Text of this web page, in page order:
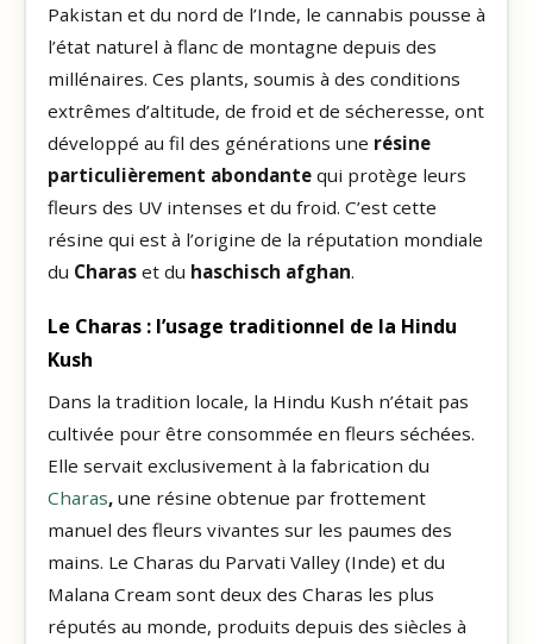
Pakistan et du nord de l’Inde, le cannabis pousse à
l’état naturel à flanc de montagne depuis des
millénaires. Ces plants, soumis à des conditions
extrêmes d’altitude, de froid et de sécheresse, ont
développé au fil des générations une résine
particulièrement abondantequi protège leurs
fleurs des UV intenses et du froid. C’est cette
résine qui est à l’origine de la réputation mondiale
du Charaset du haschisch afghan.
Le Charas : l’usage traditionnel de la Hindu
Kush
Dans la tradition locale, la Hindu Kush n’était pas
cultivée pour être consommée en fleurs séchées.
Elle servait exclusivement à la fabrication du
Charas,une résine obtenue par frottement
manuel des fleurs vivantes sur les paumes des
mains. Le Charas du Parvati Valley (Inde) et du
Malana Cream sont deux des Charas les plus
réputés au monde, produits depuis des siècles à